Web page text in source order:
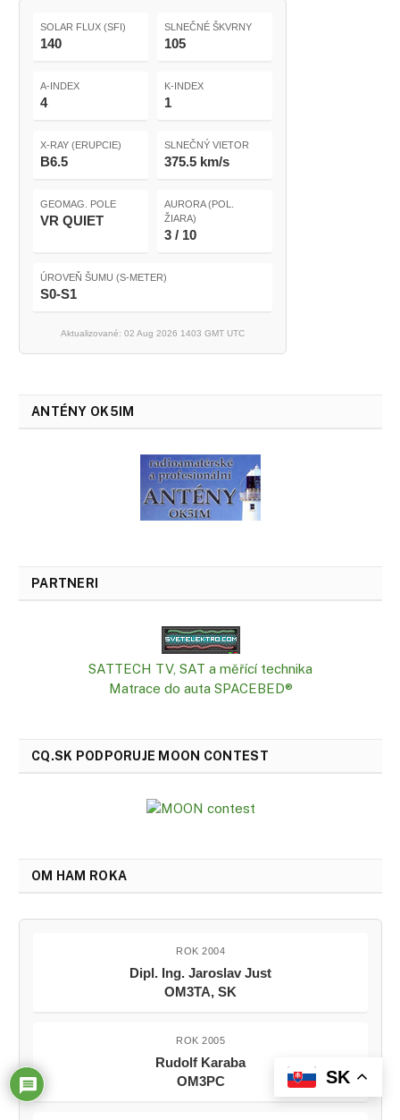
SOLAR FLUX (SFI)
140
SLNEČNÉ ŠKVRNY
105
A-INDEX
4
K-INDEX
1
X-RAY (ERUPCIE)
B6.5
SLNEČNÝ VIETOR
375.5 km/s
GEOMAG. POLE
VR QUIET
AURORA (POL.
ŽIARA)
3 / 10
ÚROVEŇ ŠUMU (S-METER)
S0-S1
Aktualizované: 02 Aug 2026 1403 GMT UTC
ANTÉNY OK5IM
PARTNERI
SATTECH TV, SAT a měřící technika
Matrace do auta SPACEBED®
CQ.SK PODPORUJE MOON CONTEST
OM HAM ROKA
ROK 2004
Dipl. Ing. Jaroslav Just
OM3TA, SK
ROK 2005
Rudolf Karaba
OM3PC
SK